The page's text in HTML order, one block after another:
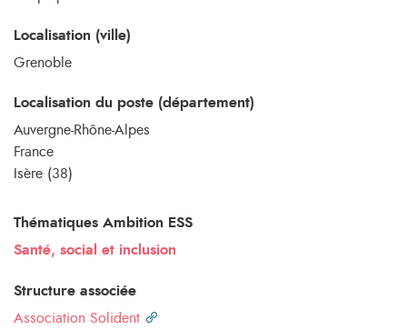
Localisation (ville)
Grenoble
Localisation du poste (département)
Auvergne-Rhône-Alpes
France
Isère (38)
Thématiques Ambition ESS
Santé, social et inclusion
Structure associée
Association Solident